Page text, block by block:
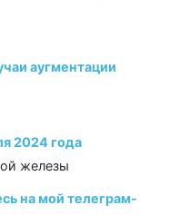
аугментации
2024 года
железы
на мой телеграм-